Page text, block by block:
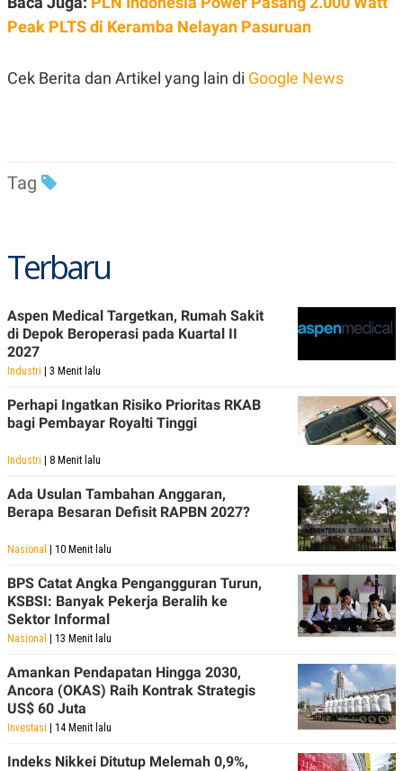
Peak PLTS di Keramba Nelayan Pasuruan
Cek Berita dan Artikel yang lain di Google News
Tag
Terbaru
Aspen Medical Targetkan, Rumah Sakit
di Depok Beroperasi pada Kuartal II
2027
Industri | 3 Menit lalu
Perhapi Ingatkan Risiko Prioritas RKAB
bagi Pembayar Royalti Tinggi
Industri | 8 Menit lalu
Ada Usulan Tambahan Anggaran,
Berapa Besaran Defisit RAPBN 2027?
Nasional | 10 Menit lalu
BPS Catat Angka Pengangguran Turun,
KSBSI: Banyak Pekerja Beralih ke
Sektor Informal
Nasional | 13 Menit lalu
Amankan Pendapatan Hingga 2030,
Ancora (OKAS) Raih Kontrak Strategis
US$ 60 Juta
Investasi | 14 Menit lalu
Indeks Nikkei Ditutup Melemah 0,9%,